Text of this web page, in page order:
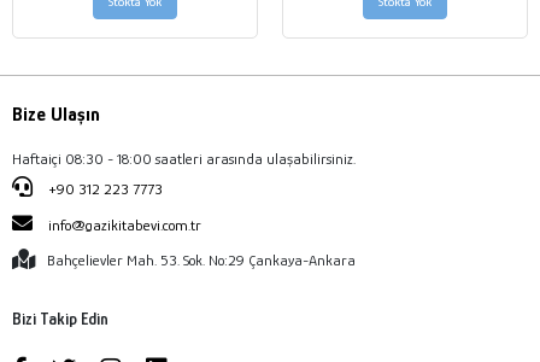
Bize Ulaşın
Haftaiçi 08:30 - 18:00 saatleri arasında ulaşabilirsiniz.
+90 312 223 7773
info@gazikitabevi.com.tr
Bahçelievler Mah. 53. Sok. No:29 Çankaya-Ankara
Bizi Takip Edin